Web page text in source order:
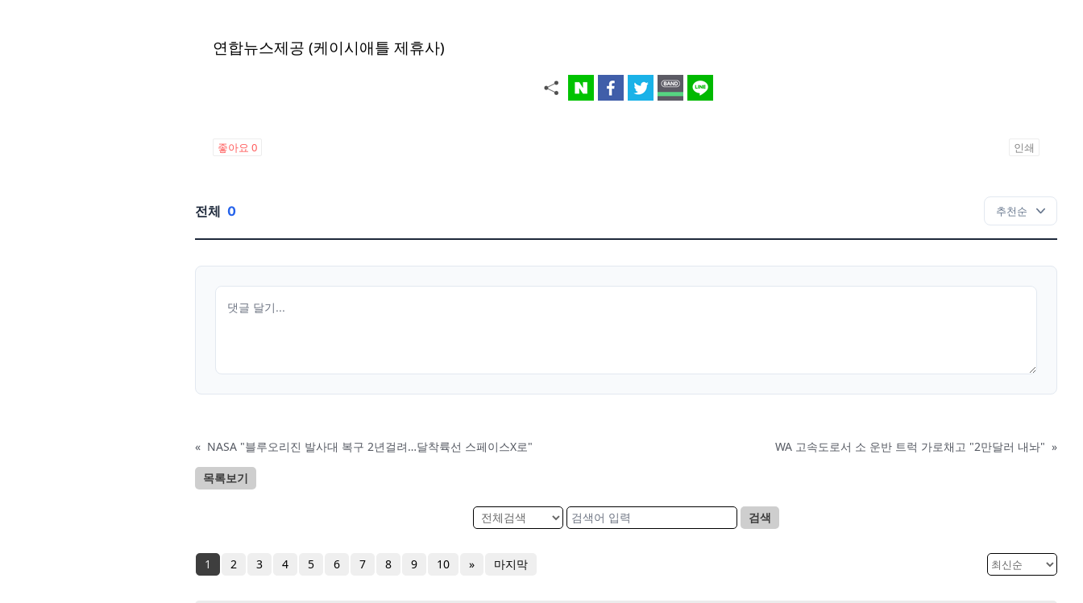
연합뉴스제공 (케이시애틀 제휴사)
좋아요 0 인쇄
전체 0
« NASA "블루오리진 발사대 복구 2년걸려…달착륙선 스페이스X로" WA 고속도로서 소 운반 트럭 가로채고 "2만달러 내놔" »
목록보기
검색
1 2 3 4 5 6 7 8 9 10 » 마지막